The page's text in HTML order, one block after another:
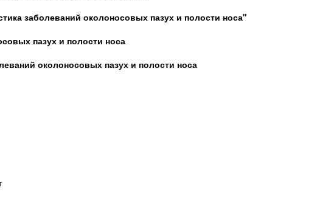
заболеваний околоносовых пазух и полости носа"
пазух и полости носа
околоносовых пазух и полости носа